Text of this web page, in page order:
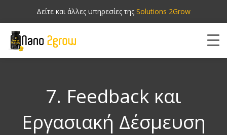
Δείτε και άλλες υπηρεσίες της Solutions 2Grow
7. Feedback και
Εργασιακή Δέσμευση